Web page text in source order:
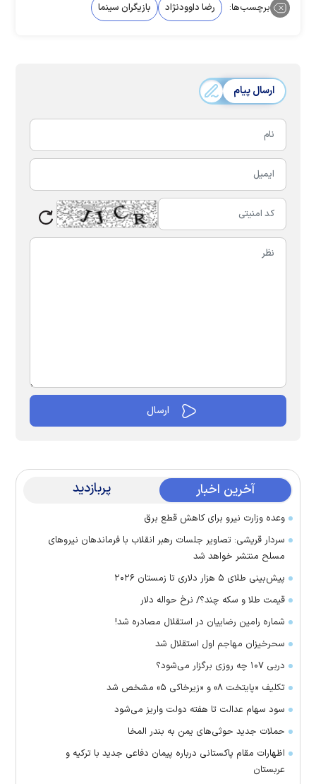
برچسب‌ها: رضا داوودنژاد بازیگران سینما
ارسال پیام
آخرین اخبار پربازدید
وعده وزارت نیرو برای کاهش قطع برق
سردار قریشی: تصاویر جلسات رهبر انقلاب با فرماندهان نیرو‌های
مسلح منتشر خواهد شد
پیش‌بینی طلای ۵ هزار دلاری تا زمستان ۲۰۲۶
قیمت طلا و سکه چند؟/ نرخ حواله دلار
شماره رامین رضاییان در استقلال مصادره شد!
سحرخیزان مهاجم اول استقلال شد
دربی ۱۰۷ چه روزی برگزار می‌شود؟
تکلیف «پایتخت ۸» و «زیرخاکی ۵» مشخص شد
سود سهام عدالت تا هفته دولت واریز می‌شود
حملات جدید حوثی‌های یمن به بندر المخا
اظهارات مقام پاکستانی درباره پیمان دفاعی جدید با ترکیه و
عربستان